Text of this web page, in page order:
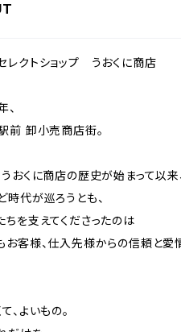
レクトショップ うおくに商店
、
前 卸小売商店街。
おくに商店の歴史が始まって以来
時代が巡ろうとも、
ちを支えてくださったのは
お客様、仕入先様からの信頼と愛
、よいもの。